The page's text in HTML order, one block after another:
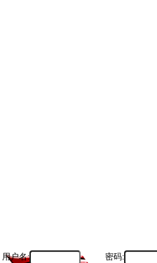
用户名: 密码: